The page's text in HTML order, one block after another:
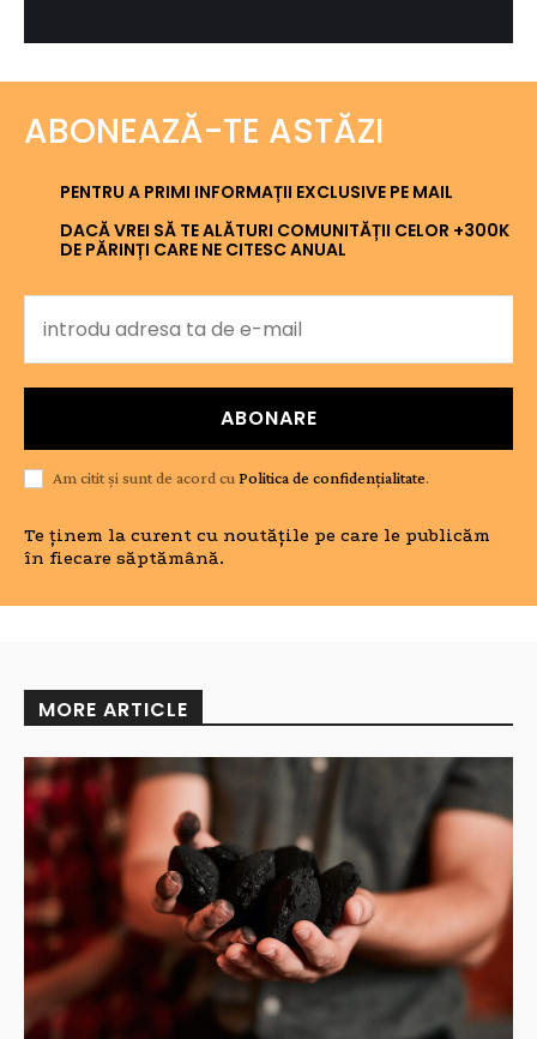
ABONEAZĂ-TE ASTĂZI
PENTRU A PRIMI INFORMAȚII EXCLUSIVE PE MAIL
DACĂ VREI SĂ TE ALĂTURI COMUNITĂȚII CELOR +300K
DE PĂRINȚI CARE NE CITESC ANUAL
ABONARE
Am citit și sunt de acord cuPolitica de confidențialitate.
Te ținem la curent cu noutățile pe care le publicăm
în fiecare săptămână.
MORE ARTICLE